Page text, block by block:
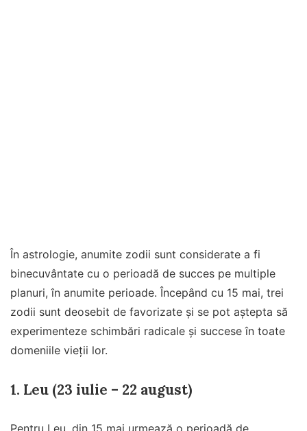
În astrologie, anumite zodii sunt considerate a fi
binecuvântate cu o perioadă de succes pe multiple
planuri, în anumite perioade. Începând cu 15 mai, trei
zodii sunt deosebit de favorizate și se pot aștepta să
experimenteze schimbări radicale și succese în toate
domeniile vieții lor.
1. Leu (23 iulie – 22 august)